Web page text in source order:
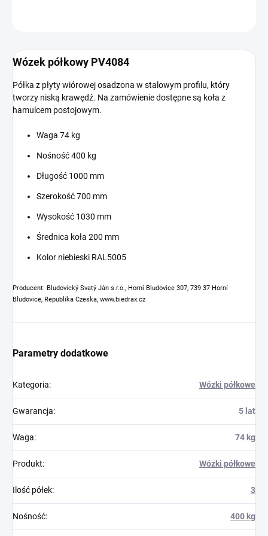
Wózek półkowy PV4084
Półka z płyty wiórowej osadzona w stalowym profilu, który
tworzy niską krawędź. Na zamówienie dostępne są koła z
hamulcem postojowym.
Waga 74 kg
Nośność 400 kg
Długość 1000 mm
Szerokość 700 mm
Wysokość 1030 mm
Średnica koła 200 mm
Kolor niebieski RAL5005
Producent: Bludovický Svatý Ján s.r.o., Horní Bludovice 307, 739 37 Horní
Bludovice, Republika Czeska, www.biedrax.cz
Parametry dodatkowe
Kategoria: Wózki półkowe
Gwarancja: 5 lat
Waga: 74 kg
Produkt: Wózki półkowe
Ilość półek: 3
Nośność: 400 kg